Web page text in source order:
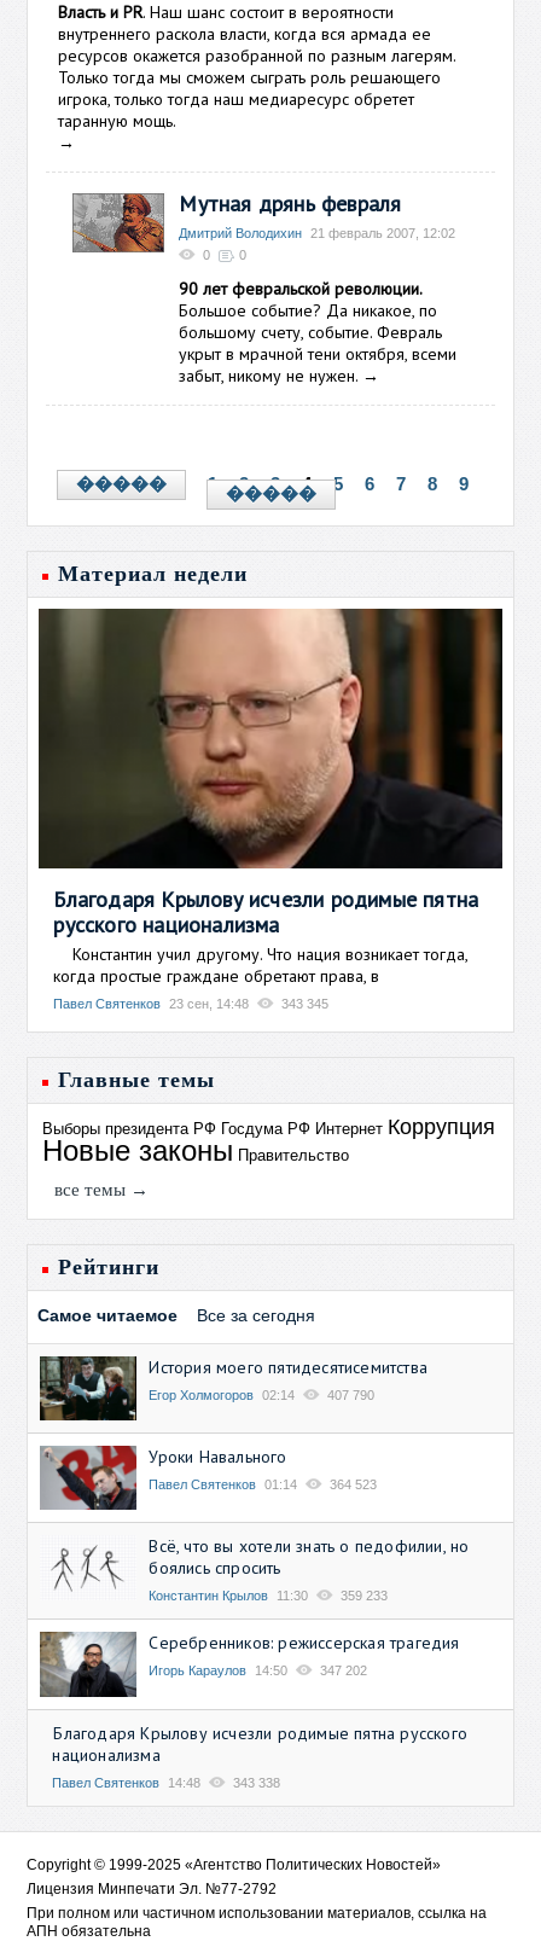
Власть и PR. Наш шанс состоит в вероятности
внутреннего раскола власти, когда вся армада ее
ресурсов окажется разобранной по разным лагерям.
Только тогда мы сможем сыграть роль решающего
игрока, только тогда наш медиаресурс обретет
таранную мощь.
→
Мутная дрянь февраля
Дмитрий Володихин
21 февраль 2007, 12:02
0
0
90 лет февральской революции.
Большое событие? Да никакое, по
большому счету, событие. Февраль
укрыт в мрачной тени октября, всеми
забыт, никому не нужен. →
����� 1 2 3 4 5 6 7 8 9
�����
Материал недели
Благодаря Крылову исчезли родимые пятна
русского национализма
Константин учил другому. Что нация возникает тогда,
когда простые граждане обретают права, в
Павел Святенков 23 сен, 14:48 343 345
Главные темы
Выборы президента РФ Госдума РФ Интернет Коррупция
Новые законы Правительство
все темы →
Рейтинги
Самое читаемое Все за сегодня
История моего пятидесятисемитства
Егор Холмогоров 02:14 407 790
Уроки Навального
Павел Святенков 01:14 364 523
Всё, что вы хотели знать о педофилии, но
боялись спросить
Константин Крылов 11:30 359 233
Серебренников: режиссерская трагедия
Игорь Караулов 14:50 347 202
Благодаря Крылову исчезли родимые пятна русского
национализма
Павел Святенков 14:48 343 338
Copyright © 1999-2025 «Агентство Политических Новостей»
Лицензия Минпечати Эл. №77-2792
При полном или частичном использовании материалов, ссылка на
АПН обязательна